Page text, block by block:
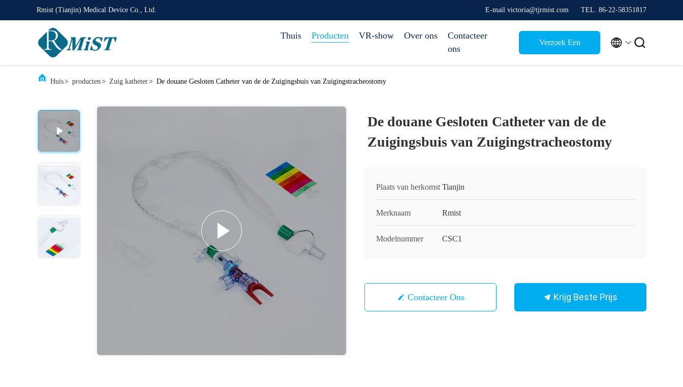
Rmist (Tianjin) Medical Device Co., Ltd. E-mail victoria@tjrmist.com TEL. 86-22-58351817
Thuis Producten VR-show Over ons
Contacteer
ons
Verzoek Een  
Huis> producten> Zuig katheter> De douane Gesloten Catheter van de de Zuigingsbuis van Zuigingstracheostomy
De douane Gesloten Catheter van de de
Zuigingsbuis van Zuigingstracheostomy
Plaats van herkomst Tianjin
Merknaam Rmist
Modelnummer CSC1
Contacteer Ons Krijg Beste Prijs